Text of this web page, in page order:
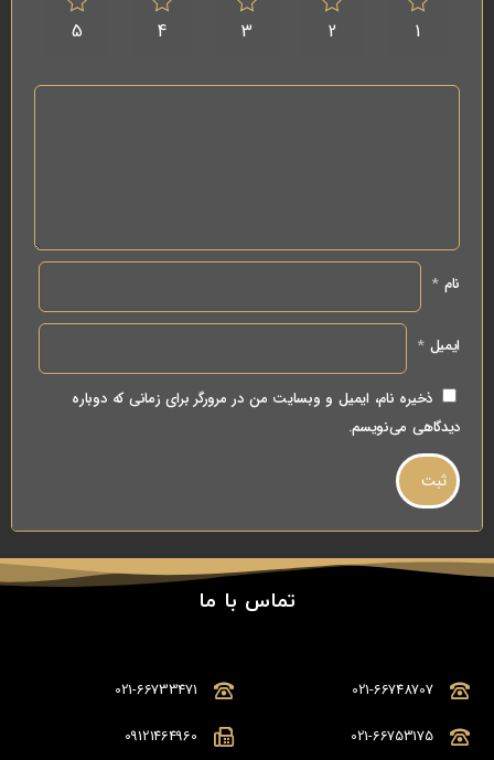
1
2
3
4
5
نام*
ایمیل*
ذخیره نام، ایمیل و وبسایت من در مرورگر برای زمانی که دوباره
دیدگاهی می‌نویسم.
تماس با ما
021-66748707
021-66753175
021-66733471
09121464960